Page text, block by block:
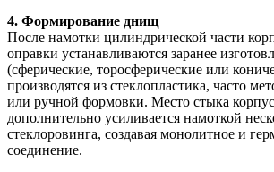
4. Формирование днищ
После намотки цилиндрической части
оправки устанавливаются заранее
(сферические, торосферические или
производятся из стеклопластика, часто
или ручной формовки. Место стыка
дополнительно усиливается намоткой
стеклоровинга, создавая монолитное и
соединение.